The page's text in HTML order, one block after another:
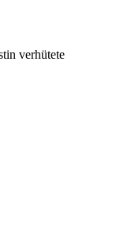
verhütete